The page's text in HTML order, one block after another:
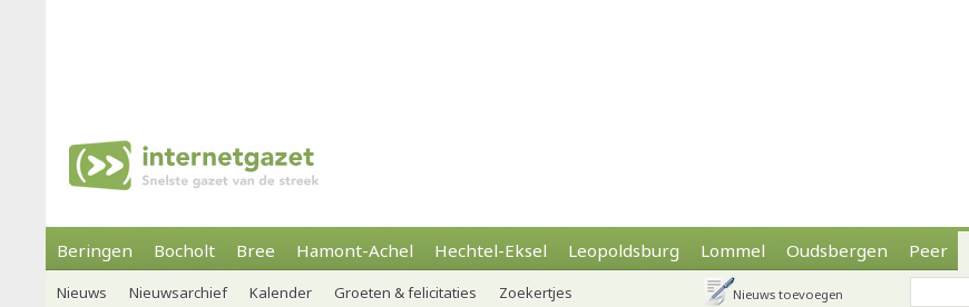
Beringen Bocholt Bree Hamont-Achel Hechtel-Eksel Leopoldsburg Lommel Oudsbergen Peer
Nieuws Nieuwsarchief Kalender Groeten & felicitaties Zoekertjes Nieuws toevoegen